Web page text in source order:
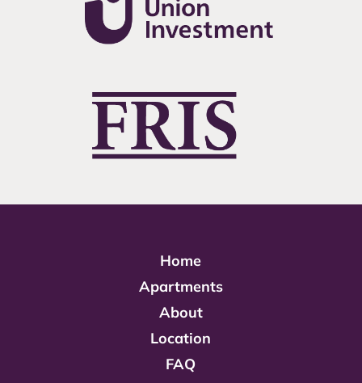
Home
Apartments
About
Location
FAQ